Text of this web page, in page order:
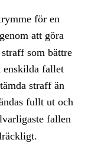
för en
genom att göra
som bättre
enskilda fallet
straff än
fullt ut och
fallen